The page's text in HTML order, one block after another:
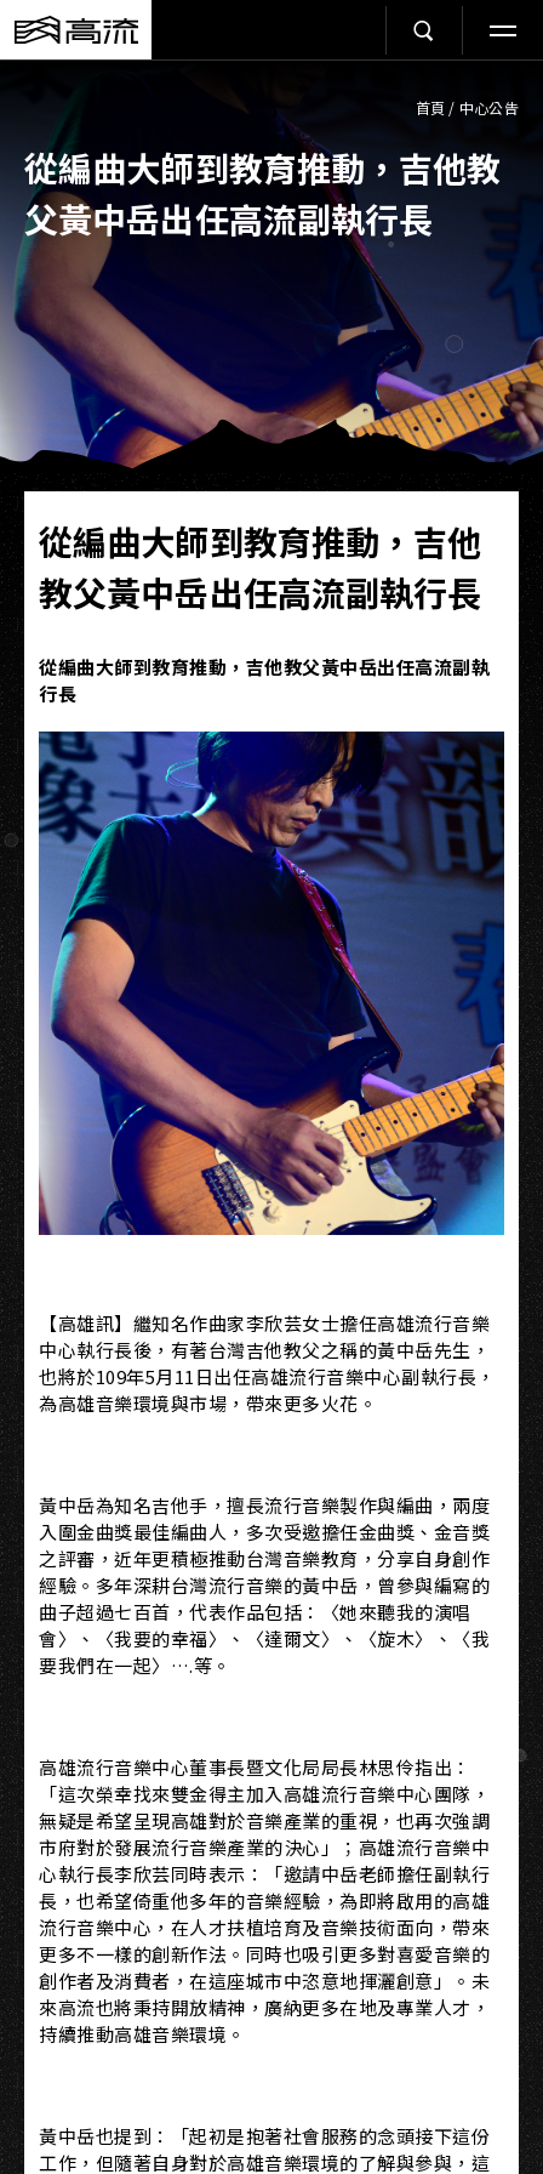
首頁 / 中心公告
從編曲大師到教育推動，吉他教
父黃中岳出任高流副執行長
從編曲大師到教育推動，吉他
教父黃中岳出任高流副執行長
從編曲大師到教育推動，吉他教父黃中岳出任高流副執
行長
【高雄訊】繼知名作曲家李欣芸女士擔任高雄流行音樂
中心執行長後，有著台灣吉他教父之稱的黃中岳先生，
也將於109年5月11日出任高雄流行音樂中心副執行長，
為高雄音樂環境與市場，帶來更多火花。
黃中岳為知名吉他手，擅長流行音樂製作與編曲，兩度
入圍金曲獎最佳編曲人，多次受邀擔任金曲獎、金音獎
之評審，近年更積極推動台灣音樂教育，分享自身創作
經驗。多年深耕台灣流行音樂的黃中岳，曾參與編寫的
曲子超過七百首，代表作品包括：〈她來聽我的演唱
會〉、〈我要的幸福〉、〈達爾文〉、〈旋木〉、〈我
要我們在一起〉….等。
高雄流行音樂中心董事長暨文化局局長林思伶指出：
「這次榮幸找來雙金得主加入高雄流行音樂中心團隊，
無疑是希望呈現高雄對於音樂產業的重視，也再次強調
市府對於發展流行音樂產業的決心」；高雄流行音樂中
心執行長李欣芸同時表示：「邀請中岳老師擔任副執行
長，也希望倚重他多年的音樂經驗，為即將啟用的高雄
流行音樂中心，在人才扶植培育及音樂技術面向，帶來
更多不一樣的創新作法。同時也吸引更多對喜愛音樂的
創作者及消費者，在這座城市中恣意地揮灑創意」。未
來高流也將秉持開放精神，廣納更多在地及專業人才，
持續推動高雄音樂環境。
黃中岳也提到：「起初是抱著社會服務的念頭接下這份
工作，但隨著自身對於高雄音樂環境的了解與參與，這